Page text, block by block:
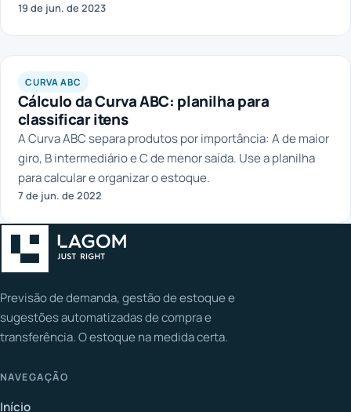
19 de jun. de 2023
CURVA ABC
Cálculo da Curva ABC: planilha para
classificar itens
A Curva ABC separa produtos por importância: A de maior
giro, B intermediário e C de menor saída. Use a planilha
para calcular e organizar o estoque.
7 de jun. de 2022
Previsão de demanda, gestão de estoque e
sugestões automatizadas de compra e
transferência. O estoque na medida certa.
NAVEGAÇÃO
Início